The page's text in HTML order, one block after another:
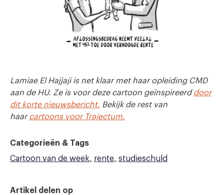
Lamiae El Hajjaji is net klaar met haar opleiding CMD
aan de HU. Ze is voor deze cartoon geïnspireerddoor
dit korte nieuwsbericht. Bekijk de rest van
haarcartoons voor Trajectum.
Categorieën & Tags
Cartoon van de week
rente studieschuld
Artikel delen op